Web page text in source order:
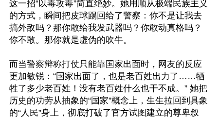
这一招“以毒攻毒”简直绝妙。她用顺从极端民族主义
的方式，瞬间把皮球踢回给了警察：你不是让我去
搞外敌吗？那你敢给我发武器吗？你敢动真格吗？
你不敢。那你就是虚伪的吹牛。
而当警察辩称打仗只能靠国家出面时，网友的反应
更加敏锐：“国家出面了，也是老百姓出力了……牺
牲了多少老百姓！没有老百姓什么也干不成。” 她把
历史的功劳从抽象的“国家”概念上，生生拉回到具象
的“人民”身上，彻底打破了官方试图建立的尊卑叙